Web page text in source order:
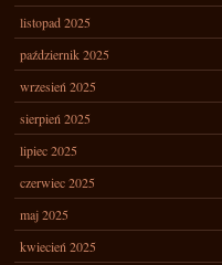
listopad 2025
październik 2025
wrzesień 2025
sierpień 2025
lipiec 2025
czerwiec 2025
maj 2025
kwiecień 2025